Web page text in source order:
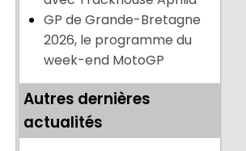
GP de Grande-Bretagne
2026, le programme du
week-end MotoGP
Autres dernières
actualités